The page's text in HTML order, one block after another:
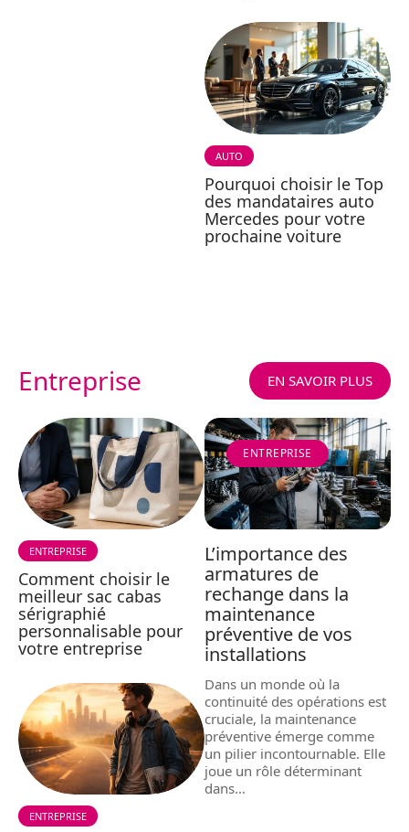
AUTO
Pourquoi choisir le Top
des mandataires auto
Mercedes pour votre
prochaine voiture
Entreprise EN SAVOIR PLUS
ENTREPRISE
Comment choisir le
meilleur sac cabas
sérigraphié
personnalisable pour
votre entreprise
ENTREPRISE
ENTREPRISE
L’importance des
armatures de
rechange dans la
maintenance
préventive de vos
installations
Dans un monde où la
continuité des opérations est
cruciale, la maintenance
préventive émerge comme
un pilier incontournable. Elle
joue un rôle déterminant
dans…